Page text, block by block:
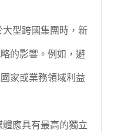
型跨國集團時，新
的影響。例如，避
家或業務領域利益
應具有最高的獨立